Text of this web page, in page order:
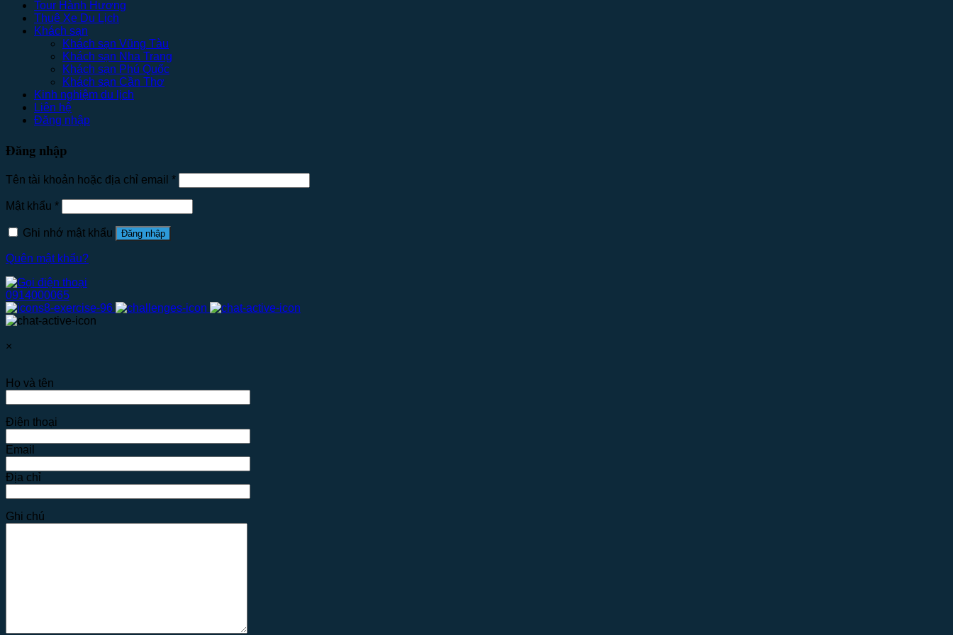
Tour Hành Hương
Thuê Xe Du Lịch
Khách sạn
Khách sạn Vũng Tàu
Khách sạn Nha Trang
Khách sạn Phú Quốc
Khách sạn Cần Thơ
Kinh nghiệm du lịch
Liên hệ
Đăng nhập
Đăng nhập
Tên tài khoản hoặc địa chỉ email *
Mật khẩu *
Ghi nhớ mật khẩu Đăng nhập
Quên mật khẩu?
0914000065
×
Họ và tên
Điện thoại
Email
Địa chỉ
Ghi chú